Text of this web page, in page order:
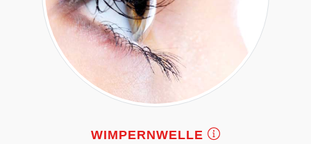
WIMPERNWELLE